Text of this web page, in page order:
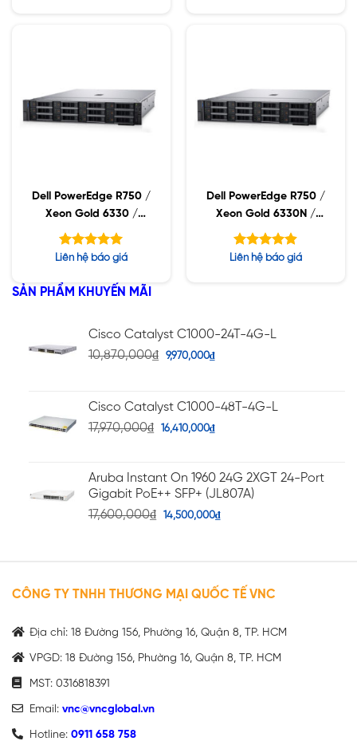
Dell PowerEdge R750 /
Xeon Gold 6330 /
32GB RDIMM / 960GB
Được xếp
5 sao
Liên hệ báo giá
Dell PowerEdge R750 /
Xeon Gold 6330N /
32GB RDIMM / 960GB
Được xếp
Liên hệ báo giá
SẢN PHẨM KHUYẾN MÃI
Cisco Catalyst C1000-24T-4G-L
10,870,000₫ 9,970,000₫
Cisco Catalyst C1000-48T-4G-L
17,970,000₫ 16,410,000₫
Aruba Instant On 1960 24G 2XGT 24-Port
Gigabit PoE++ SFP+ (JL807A)
17,600,000₫ 14,500,000₫
CÔNG TY TNHH THƯƠNG MẠI QUỐC TẾ VNC
Địa chỉ: 18 Đường 156, Phường 16, Quận 8, TP. HCM
VPGD: 18 Đường 156, Phường 16, Quận 8, TP. HCM
MST: 0316818391
Email: vnc@vncglobal.vn
Hotline: 0911 658 758